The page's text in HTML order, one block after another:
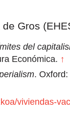
Gros
del
Económica. ↑
.
viviendas-